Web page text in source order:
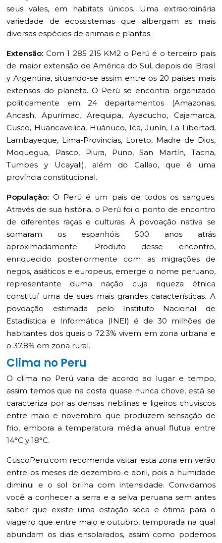
seus vales, em habitats únicos. Uma extraordinária
variedade de ecossistemas que albergam as mais
diversas espécies de animais e plantas.
Extensão: Com 1 285 215 KM2 o Perú é o terceiro país
de maior extensão de América do Sul, depois de Brasil
y Argentina, situando-se assim entre os 20 países mais
extensos do planeta. O Perú se encontra organizado
politicamente em 24 departamentos (Amazonas,
Ancash, Apurímac, Arequipa, Ayacucho, Cajamarca,
Cusco, Huancavelica, Huánuco, Ica, Junín, La Libertad,
Lambayeque, Lima-Provincias, Loreto, Madre de Dios,
Moquegua, Pasco, Piura, Puno, San Martín, Tacna,
Tumbes y Ucayali), além do Callao, que é uma
província constitucional.
População: O Perú é um pais de todos os sangues.
Através de sua história, o Perú foi o ponto de encontro
de diferentes raças e culturas. À povoação nativa se
somaram os espanhóis 500 anos atrás
aproximadamente. Produto desse encontro,
enriquecido posteriormente com as migrações de
negos, asiáticos e europeus, emerge o nome peruano,
representante duma nação cuja riqueza étnica
constituí uma de suas mais grandes características. A
povoação estimada pelo Instituto Nacional de
Estadística e Informática (INEI) é de 30 milhões de
habitantes dos quais o 72.3% vivem em zona urbana e
o 37.8% em zona rural.
Clima no Peru
O clima no Perú varia de acordo ao lugar e tempo,
assim temos que na costa quase nunca chove, está se
caracteriza por as densas neblinas e ligeiros chuviscos
entre maio e novembro que produzem sensação de
frio, embora a temperatura média anual flutua entre
14°C y 18°C.
CuscoPeru.com recomenda visitar esta zona em verão
entre os meses de dezembro e abril, pois a humidade
diminui e o sol brilha com intensidade. Convidamos
você a conhecer a serra e a selva peruana sem antes
saber que existe uma estação seca e ótima para o
viageiro que entre maio e outubro, temporada na qual
abundam os dias ensolarados, assim como podemos